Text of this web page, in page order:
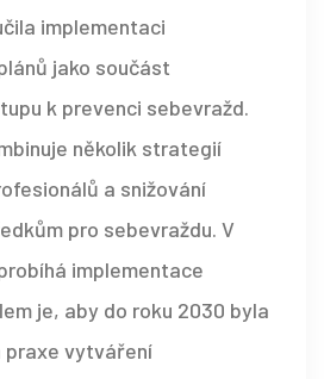
implementaci
jako součást
k prevenci sebevražd.
několik strategií
a snižování
pro sebevraždu. V
implementace
je, aby do roku 2030 byla
praxe vytváření